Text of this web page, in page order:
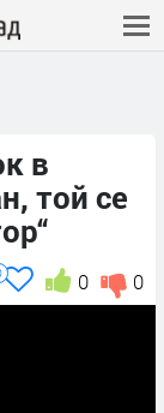
в
той се
0
0